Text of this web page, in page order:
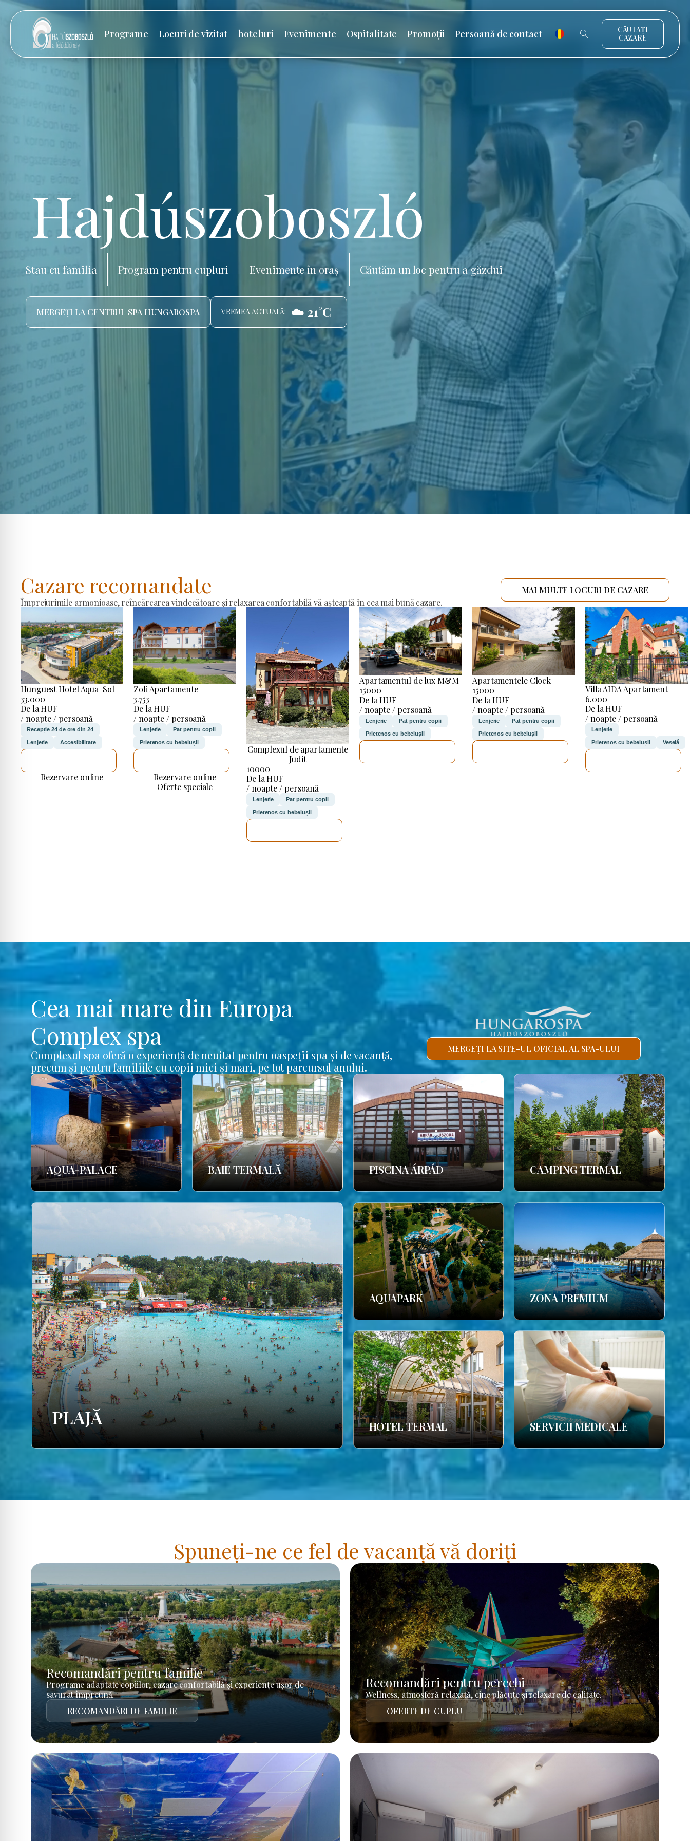
Programe Locuri de vizitat hoteluri Evenimente Ospitalitate Promoții Persoană de contact
CĂUTAȚI
CAZARE
Hajdúszoboszló
Stau cu familia Program pentru cupluri Evenimente în oraș Căutăm un loc pentru a găzdui
MERGEȚI LA CENTRUL SPA HUNGAROSPA VREMEA ACTUALĂ: ☁️ 21°C
Cazare recomandate
Împrejurimile armonioase, reîncărcarea vindecătoare și relaxarea confortabilă vă așteaptă în cea mai bună cazare.
MAI MULTE LOCURI DE CAZARE
Hunguest Hotel Aqua-Sol
33.000
De la HUF
/ noapte / persoană
Recepție 24 de ore din 24
Lenjerie Accesibilitate
Rezervare online
Zoli Apartamente
3.753
De la HUF
/ noapte / persoană
Lenjerie Pat pentru copii
Prietenos cu bebelușii
Rezervare online
Oferte speciale
Complexul de apartamente
Judit
10000
De la HUF
/ noapte / persoană
Lenjerie Pat pentru copii
Prietenos cu bebelușii
Apartamentul de lux M&M
15000
De la HUF
/ noapte / persoană
Lenjerie Pat pentru copii
Prietenos cu bebelușii
Apartamentele Clock
15000
De la HUF
/ noapte / persoană
Lenjerie Pat pentru copii
Prietenos cu bebelușii
Villa AIDA Apartament
6.000
De la HUF
/ noapte / persoană
Lenjerie
Prietenos cu bebelușii Veselă
Cea mai mare din Europa
Complex spa
Complexul spa oferă o experiență de neuitat pentru oaspeții spa și de vacanță,
precum și pentru familiile cu copii mici și mari, pe tot parcursul anului.
MERGEȚI LA SITE-UL OFICIAL AL SPA-ULUI
AQUA-PALACE BAIE TERMALĂ PISCINA ÁRPÁD CAMPING TERMAL
PLAJĂ
AQUAPARK ZONA PREMIUM
HOTEL TERMAL SERVICII MEDICALE
Spuneți-ne ce fel de vacanță vă doriți
Recomandări pentru familie
Programe adaptate copiilor, cazare confortabilă și experiențe ușor de
savurat împreună.
RECOMANDĂRI DE FAMILIE
Recomandări pentru perechi
Wellness, atmosferă relaxată, cine plăcute și relaxare de calitate.
OFERTE DE CUPLU